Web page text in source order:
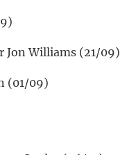
Jon Williams (21/09)
(01/09)